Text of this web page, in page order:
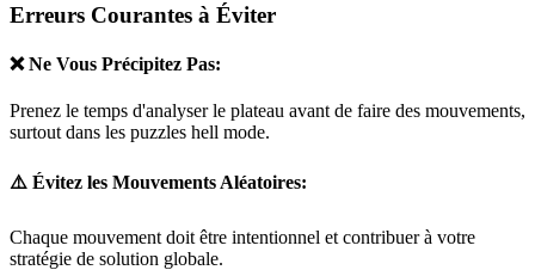
Erreurs Courantes à Éviter
❌ Ne Vous Précipitez Pas:
Prenez le temps d'analyser le plateau avant de faire des mouvements,
surtout dans les puzzles hell mode.
⚠️ Évitez les Mouvements Aléatoires:
Chaque mouvement doit être intentionnel et contribuer à votre
stratégie de solution globale.